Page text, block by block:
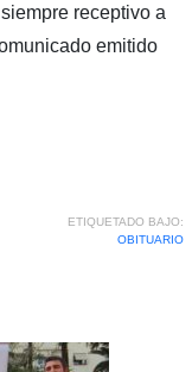
receptivo a
emitido
ETIQUETADO BAJO:
OBITUARIO